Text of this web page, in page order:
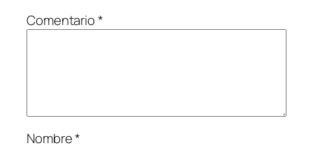
Comentario*
Nombre*